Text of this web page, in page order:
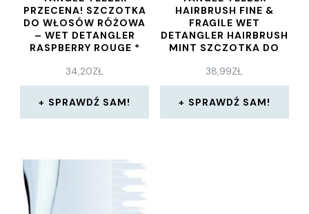
PRZECENA! SZCZOTKA
DO WŁOSÓW RÓŻOWA
– WET DETANGLER
RASPBERRY ROUGE *
34,20ZŁ
SPRAWDŹ SAM!
HAIRBRUSH FINE &
FRAGILE WET
DETANGLER HAIRBRUSH
MINT SZCZOTKA DO
38,99ZŁ
SPRAWDŹ SAM!